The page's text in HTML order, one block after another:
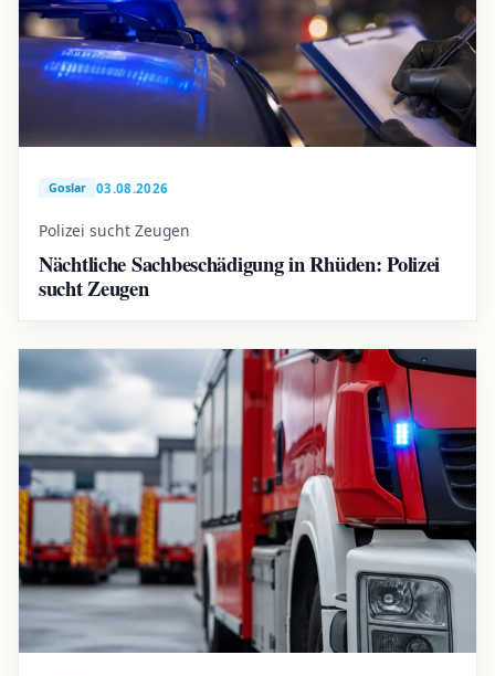
Goslar 03.08.2026
Polizei sucht Zeugen
Nächtliche Sachbeschädigung in Rhüden: Polizei
sucht Zeugen